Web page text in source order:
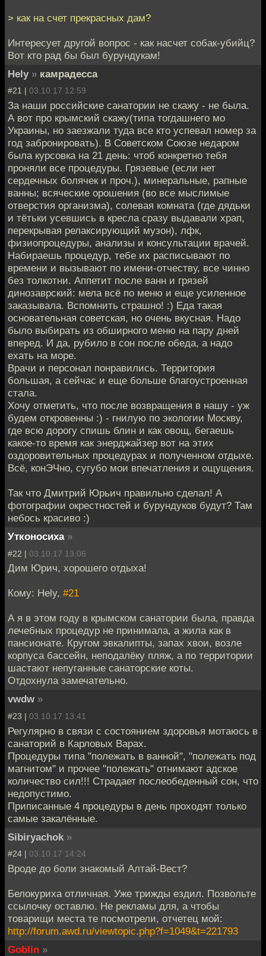
> как на счет прекрасных дам?
Интересует другой вопрос - как насчет собак-убийц?
Вот кто рад бы был бурундукам!
Hely » камрадесса
#21 | 03.10.17 12:59
За наши российские санатории не скажу - не была.
А вот про крымский скажу(типа тогдашнего мо
Украины, но заезжали туда все кто успевал номер за
год забронировать). В Советском Союзе недаром
была курсовка на 21 день: чтоб конкретно тебя
проняли все процедуры. Грязевые (если нет
сердечных болячек и проч.), минеральные, рапные
ванны; всяческие орошения (во все мыслимые
отверстия организма), солевая комната (где дядьки
и тётьки усевшись в кресла сразу выдавали храп,
перекрывая релаксирующий музон), лфк,
физиопроцедуры, анализы и консультации врачей.
Набираешь процедур, тебе их расписывают по
времени и вызывают по имени-отчеству, все чинно
без толкотни. Аппетит после ванн и грязей
динозаврский: мела всё по меню и еще усиленное
заказывала. Вспомнить страшно! :) Еда такая
основательная советская, но очень вкусная. Надо
было выбирать из обширного меню на пару дней
вперед. И да, рубило в сон после обеда, а надо
ехать на море.
Врачи и персонал понравились. Территория
большая, а сейчас и еще больше благоустроенная
стала.
Хочу отметить, что после возвращения в нашу - уж
будем откровенны :) - гнилую по экологии Москву,
где всю дорогу спишь блин и как овощ, бегаешь
какое-то время как энерджайзер вот на этих
оздоровительных процедурах и полученном отдыхе.
Всё, конЭЧно, сугубо мои впечатления и ощущения.
Так что Дмитрий Юрьич правильно сделал! А
фотографии окрестностей и бурундуков будут? Там
небось красиво :)
Утконосиха »
#22 | 03.10.17 13:06
Дим Юрич, хорошего отдыха!
Кому: Hely, #21
А я в этом году в крымском санатории была, правда
лечебных процедур не принимала, а жила как в
пансионате. Кругом эвкалипты, запах хвои, возле
корпуса бассейн, неподалёку пляж, а по территории
шастают непуганные санаторские коты.
Отдохнула замечательно.
vwdw »
#23 | 03.10.17 13:41
Регулярно в связи с состоянием здоровья мотаюсь в
санаторий в Карловых Варах.
Процедуры типа "полежать в ванной", "полежать под
магнитом" и прочее "полежать" отнимают адское
количество сил!!! Страдает послеобеденный сон, что
недопустимо.
Приписанные 4 процедуры в день проходят только
самые закалённые.
Sibiryachok »
#24 | 03.10.17 14:24
Вроде до боли знакомый Алтай-Вест?
Белокуриха отличная. Уже трижды ездил. Позвольте
ссылочку оставлю. Не рекламы для, а чтобы
товарищи места те посмотрели, отчетец мой:
http://forum.awd.ru/viewtopic.php?f=1049&t=221793
Goblin »